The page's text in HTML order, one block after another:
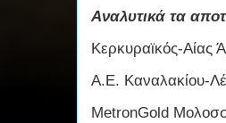
Αναλυτικά τα
Κερκυραϊκός-Αίας
Α.Ε. Καναλακίου-
MetronGold